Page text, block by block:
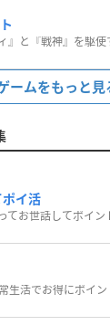
ームをもっと見
ポイ活
てお世話してポイン